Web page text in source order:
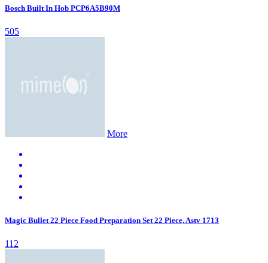
Bosch Built In Hob PCP6A5B90M
505
More
Magic Bullet 22 Piece Food Preparation Set 22 Piece, Astv 1713
112